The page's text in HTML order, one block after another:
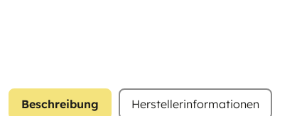
Beschreibung Herstellerinformationen